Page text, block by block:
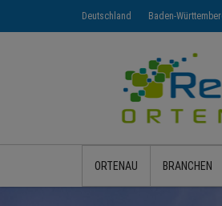
Deutschland Baden-
ORTENAU BRANCHEN